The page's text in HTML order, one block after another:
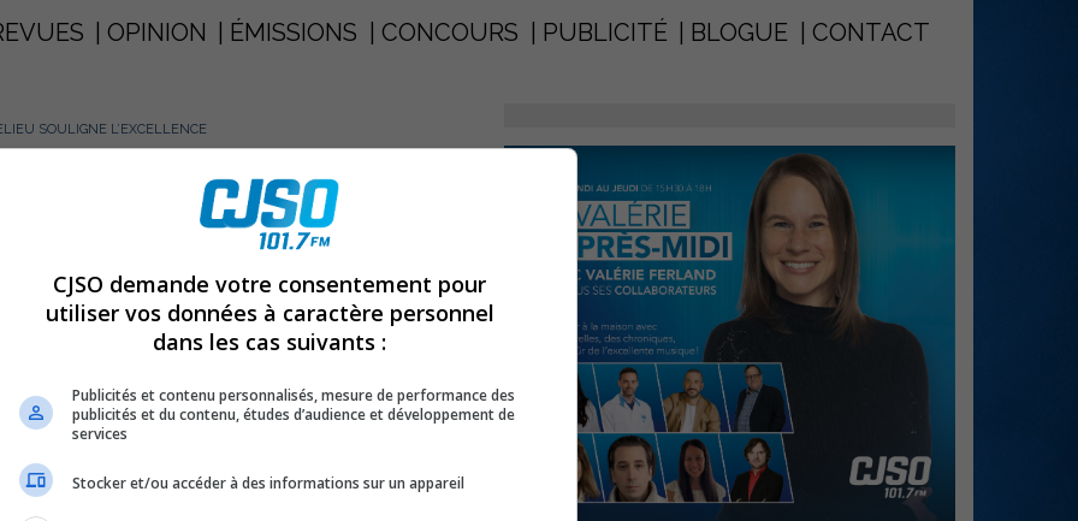
OPINION ÉMISSIONS CONCOURS PUBLICITÉ BLOGUE CONTACT
SOULIGNE L’EXCELLENCE
souligne l’excellence
CJSO demande votre consentement pour
utiliser vos données à caractère personnel
dans les cas suivants :
Publicités et contenu personnalisés, mesure de performance des
publicités et du contenu, études d’audience et développement de
services
Stocker et/ou accéder à des informations sur un appareil